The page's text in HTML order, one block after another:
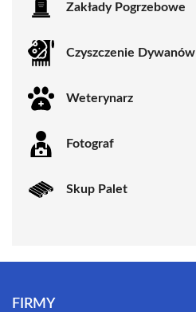
Zakłady Pogrzebowe
Czyszczenie Dywanów
Weterynarz
Fotograf
Skup Palet
FIRMY